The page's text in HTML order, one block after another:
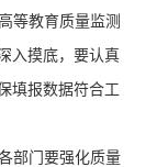
等教育质量监测
入摸底，要认真
填报数据符合工
部门要强化质量